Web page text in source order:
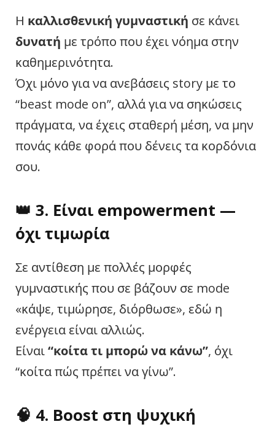
Η καλλισθενική γυμναστική σε κάνει
δυνατή με τρόπο που έχει νόημα στην
καθημερινότητα.
Όχι μόνο για να ανεβάσεις story με το
“beast mode on”, αλλά για να σηκώσεις
πράγματα, να έχεις σταθερή μέση, να μην
πονάς κάθε φορά που δένεις τα κορδόνια
σου.
👑 3. Είναι empowerment —
όχι τιμωρία
Σε αντίθεση με πολλές μορφές
γυμναστικής που σε βάζουν σε mode
«κάψε, τιμώρησε, διόρθωσε», εδώ η
ενέργεια είναι αλλιώς.
Είναι“κοίτα τι μπορώ να κάνω”, όχι
“κοίτα πώς πρέπει να γίνω”.
🧠 4. Boost στη ψυχική